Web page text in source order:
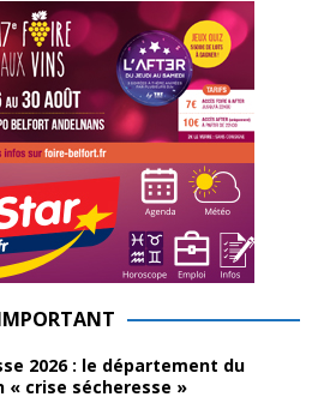
2026 : le département du
« crise sécheresse »